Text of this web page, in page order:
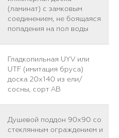
(ламинат) с замковым
соединением, не боящаяся
попадения на пол воды
Гладкопильная UYV или
UTF (имитация бруса)
доска 20х140 из ели/
сосны, сорт АВ
Душевой поддон 90х90 со
стеклянным ограждением и